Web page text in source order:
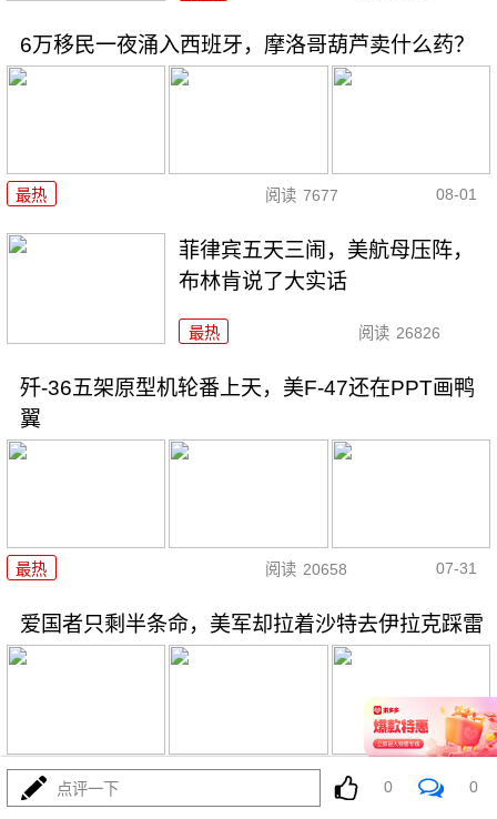
6万移民一夜涌入西班牙，摩洛哥葫芦卖什么药？
最热 阅读 7677 08-01
菲律宾五天三闹，美航母压阵，
布林肯说了大实话
最热 阅读 26826
歼-36五架原型机轮番上天，美F-47还在PPT画鸭
翼
最热 阅读 20658 07-31
爱国者只剩半条命，美军却拉着沙特去伊拉克踩雷
最热 阅读 11833
点评一下 0 0